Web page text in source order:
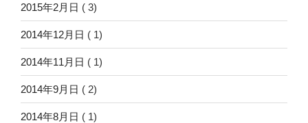
2015年2月日 ( 3)
2014年12月日 ( 1)
2014年11月日 ( 1)
2014年9月日 ( 2)
2014年8月日 ( 1)